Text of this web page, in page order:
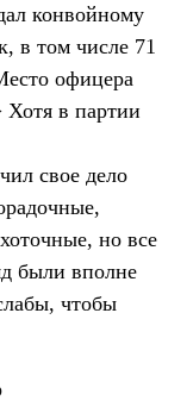
конвойному
в том числе 71
офицера
Хотя в партии
свое дело
но все
были вполне
чтобы